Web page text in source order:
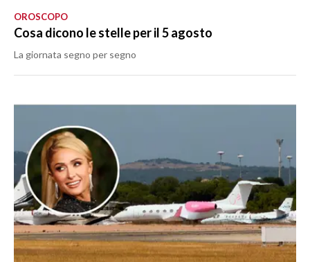
OROSCOPO
Cosa dicono le stelle per il 5 agosto
La giornata segno per segno